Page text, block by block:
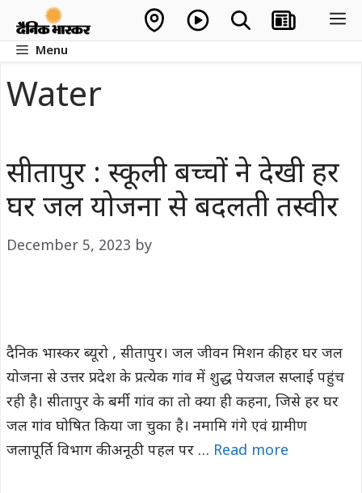
contentMenu
Water
सीतापुर : स्कूली बच्चों ने देखी हर
घर जल योजना से बदलती तस्वीर
December 5, 2023 by
दैनिक भास्कर ब्यूरो , सीतापुर। जल जीवन मिशन की हर घर जल
योजना से उत्तर प्रदेश के प्रत्येक गांव में शुद्ध पेयजल सप्लाई पहुंच
रही है। सीतापुर के बर्मी गांव का तो क्या ही कहना, जिसे हर घर
जल गांव घोषित किया जा चुका है। नमामि गंगे एवं ग्रामीण
जलापूर्ति विभाग की अनूठी पहल पर … Read more